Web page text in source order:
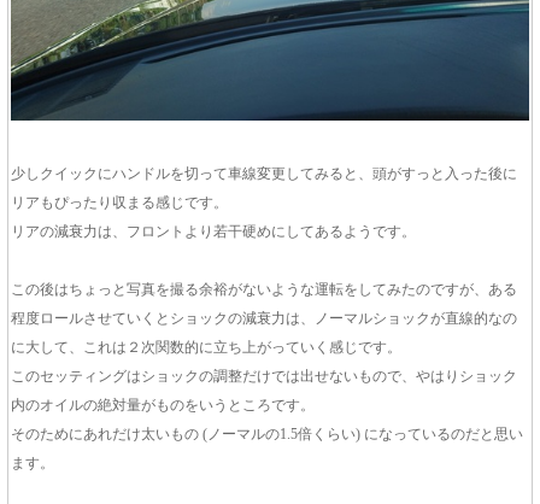
少しクイックにハンドルを切って車線変更してみると、頭がすっと入った後に
リアもぴったり収まる感じです。
リアの減衰力は、フロントより若干硬めにしてあるようです。
この後はちょっと写真を撮る余裕がないような運転をしてみたのですが、ある
程度ロールさせていくとショックの減衰力は、ノーマルショックが直線的なの
に大して、これは２次関数的に立ち上がっていく感じです。
このセッティングはショックの調整だけでは出せないもので、やはりショック
内のオイルの絶対量がものをいうところです。
そのためにあれだけ太いもの (ノーマルの1.5倍くらい) になっているのだと思い
ます。